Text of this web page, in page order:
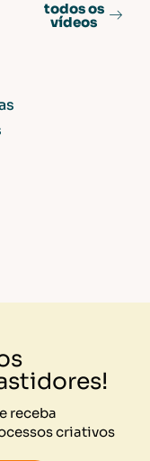
todos os
vídeos
receba
criativos